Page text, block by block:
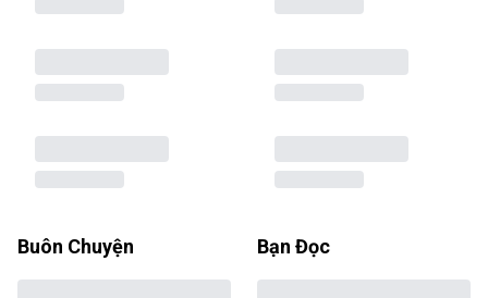
Buôn Chuyện Bạn Đọc